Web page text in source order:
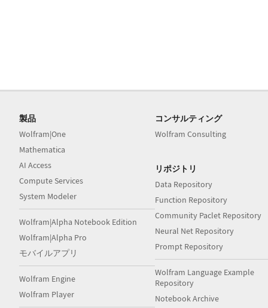
製品
Wolfram|One
Mathematica
AI Access
Compute Services
System Modeler
Wolfram|Alpha Notebook Edition
Wolfram|Alpha Pro
モバイルアプリ
Wolfram Engine
Wolfram Player
コンサルティング
Wolfram Consulting
リポジトリ
Data Repository
Function Repository
Community Paclet Repository
Neural Net Repository
Prompt Repository
Wolfram Language Example
Repository
Notebook Archive